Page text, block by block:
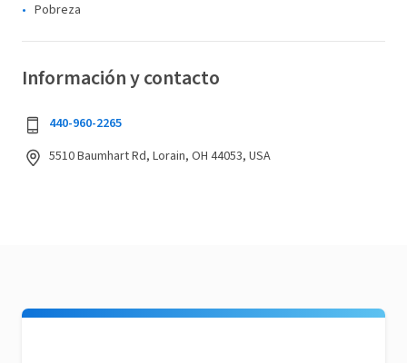
Pobreza
Información y contacto
440-960-2265
5510 Baumhart Rd, Lorain, OH 44053, USA